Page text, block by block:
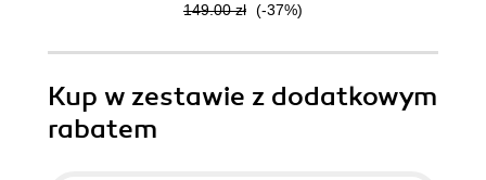
149.00 zł (-37%)
Kup w zestawie z dodatkowym
rabatem